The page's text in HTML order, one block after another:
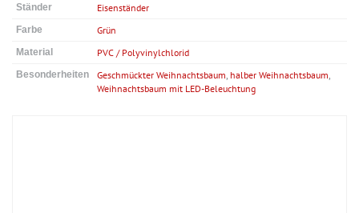
Ständer Eisenständer
Farbe Grün
Material PVC / Polyvinylchlorid
Besonderheiten Geschmückter Weihnachtsbaum halber Weihnachtsbaum
Weihnachtsbaum mit LED-Beleuchtung